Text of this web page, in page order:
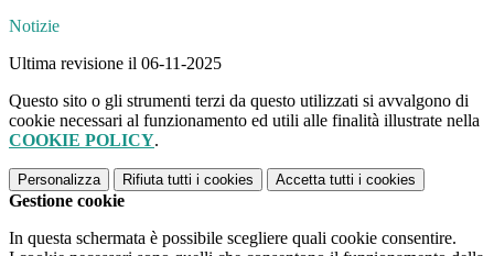
Notizie
Ultima revisione il 06-11-2025
Questo sito o gli strumenti terzi da questo utilizzati si avvalgono di
cookie necessari al funzionamento ed utili alle finalità illustrate nella
COOKIE POLICY.
Personalizza Rifiuta tutti i cookies Accetta tutti i cookies
Gestione cookie
In questa schermata è possibile scegliere quali cookie consentire.